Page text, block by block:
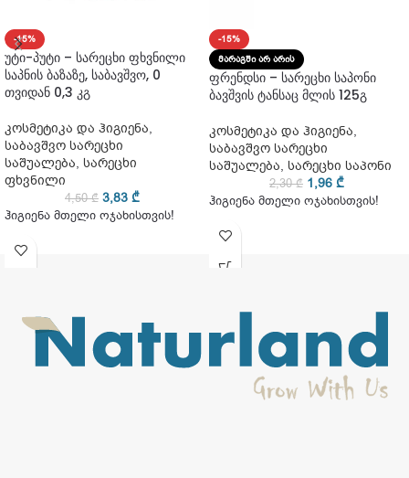
-15%
უტი-პუტი – სარეცხი ფხვნილი
საპნის ბაზაზე, საბავშვო, 0
თვიდან 0,3 კგ
კოსმეტიკა და ჰიგიენა,
საბავშვო სარეცხი
საშუალება, სარეცხი
ფხვნილი
4,50₾ 3,83 ₾
ჰიგიენა მთელი ოჯახისთვის!
-15%
ᲛᲐᲠᲐᲒᲨᲘ ᲐᲠ ᲐᲠᲘᲡ
ფრენდსი – სარეცხი საპონი
ბავშვის ტანსაც მლის 125გ
კოსმეტიკა და ჰიგიენა,
საბავშვო სარეცხი
საშუალება, სარეცხი საპონი
2,30₾ 1,96 ₾
ჰიგიენა მთელი ოჯახისთვის!